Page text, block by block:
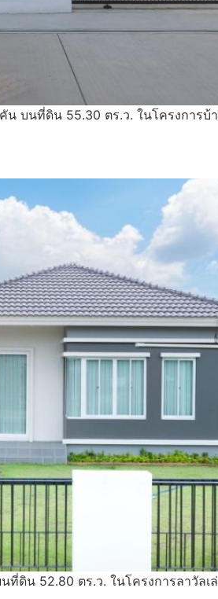
บนที่ดิน 55.30 ตร.ว. ในโครงการบ้
ดิน 52.80 ตร.ว. ในโครงการลาวัลเ